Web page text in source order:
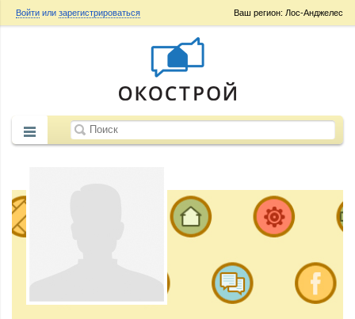
Ваш регион: Лос-Анджелес
Войти или зарегистрироваться